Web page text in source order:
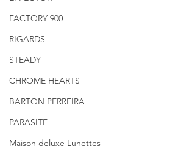
FACTORY 900
RIGARDS
STEADY
CHROME HEARTS
BARTON PERREIRA
PARASITE
Maison deluxe Lunettes